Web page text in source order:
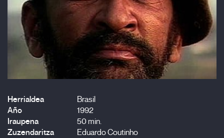
Herrialdea
Brasil
Año
1992
Iraupena
50 min.
Zuzendaritza
Eduardo Coutinho